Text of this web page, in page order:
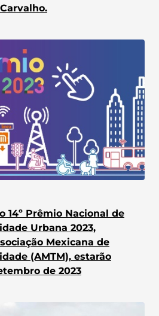
14º Prêmio Nacional de
Urbana 2023,
Mexicana de
(AMTM), estarão
de 2023